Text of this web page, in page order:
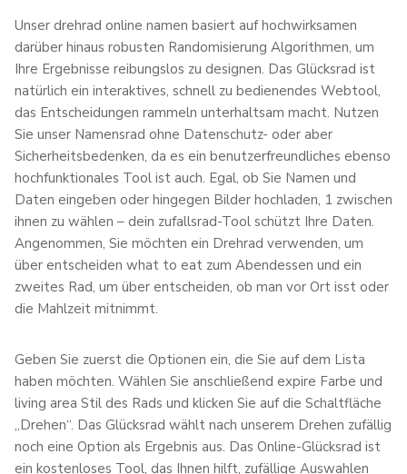
Unser drehrad online namen basiert auf hochwirksamen
darüber hinaus robusten Randomisierung Algorithmen, um
Ihre Ergebnisse reibungslos zu designen. Das Glücksrad ist
natürlich ein interaktives, schnell zu bedienendes Webtool,
das Entscheidungen rammeln unterhaltsam macht. Nutzen
Sie unser Namensrad ohne Datenschutz- oder aber
Sicherheitsbedenken, da es ein benutzerfreundliches ebenso
hochfunktionales Tool ist auch. Egal, ob Sie Namen und
Daten eingeben oder hingegen Bilder hochladen, 1 zwischen
ihnen zu wählen – dein zufallsrad-Tool schützt Ihre Daten.
Angenommen, Sie möchten ein Drehrad verwenden, um
über entscheiden what to eat zum Abendessen und ein
zweites Rad, um über entscheiden, ob man vor Ort isst oder
die Mahlzeit mitnimmt.
Geben Sie zuerst die Optionen ein, die Sie auf dem Lista
haben möchten. Wählen Sie anschließend expire Farbe und
living area Stil des Rads und klicken Sie auf die Schaltfläche
„Drehen“. Das Glücksrad wählt nach unserem Drehen zufällig
noch eine Option als Ergebnis aus. Das Online-Glücksrad ist
ein kostenloses Tool, das Ihnen hilft, zufällige Auswahlen